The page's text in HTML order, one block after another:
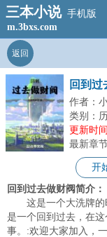
三本小说 手机版
m.3bxs.com
返回
回到过
作者：
类别：
更新时
最新章节
开
回到过去做财阀简介：
这是一个大洗牌
是一个回到过去，在
事。:欢迎大家加入，